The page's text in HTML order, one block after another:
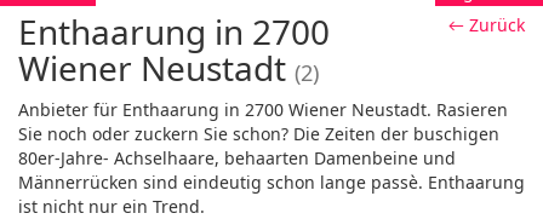
← Zurück
Enthaarung in 2700
Wiener Neustadt (2)
Anbieter für Enthaarung in 2700 Wiener Neustadt. Rasieren
Sie noch oder zuckern Sie schon? Die Zeiten der buschigen
80er-Jahre- Achselhaare, behaarten Damenbeine und
Männerrücken sind eindeutig schon lange passè. Enthaarung
ist nicht nur ein Trend.